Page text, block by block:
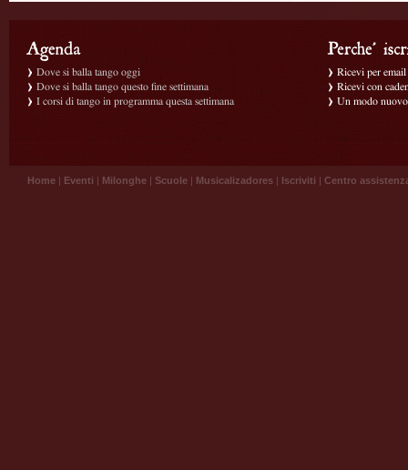
Dove si balla tango oggi
Dove si balla tango questo fine settimana
I corsi di tango in programma questa settimana
Ricevi per
Ricevi con
Un modo
Home | Eventi | Milonghe | Scuole | Musicalizadores | Iscriviti | Centro